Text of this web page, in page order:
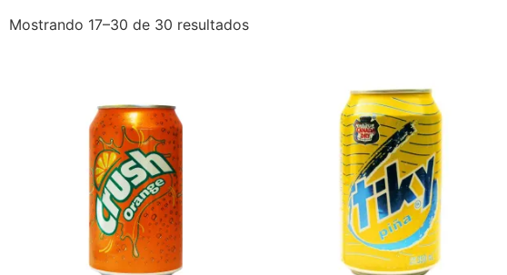
Mostrando 17–30 de 30 resultados